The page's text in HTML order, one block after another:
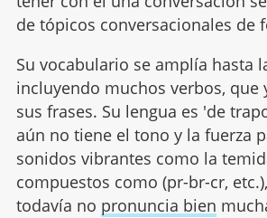
de tópicos conversacionales de
Su vocabulario se amplía hasta
incluyendo muchos verbos, que
sus frases. Su lengua es 'de
aún no tiene el tono y la fuerza
sonidos vibrantes como la
compuestos como (pr-br-cr,
todavía no pronuncia bien